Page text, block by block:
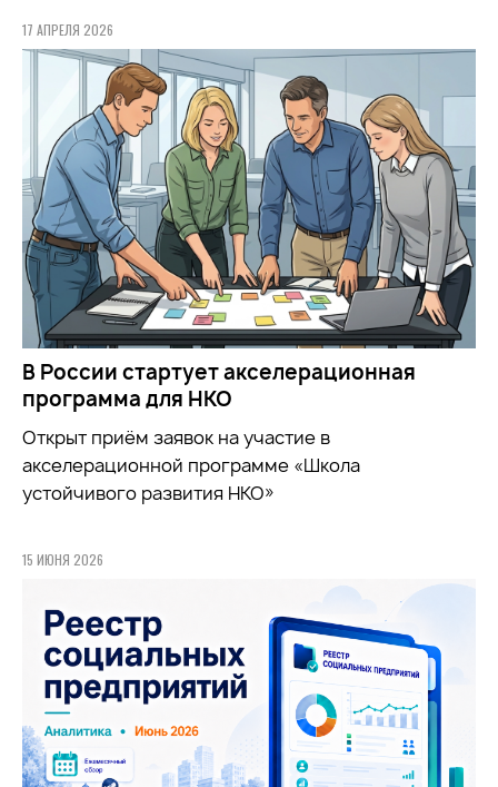
17 АПРЕЛЯ 2026
В России стартует акселерационная
программа для НКО
Открыт приём заявок на участие в
акселерационной программе «Школа
устойчивого развития НКО»
15 ИЮНЯ 2026